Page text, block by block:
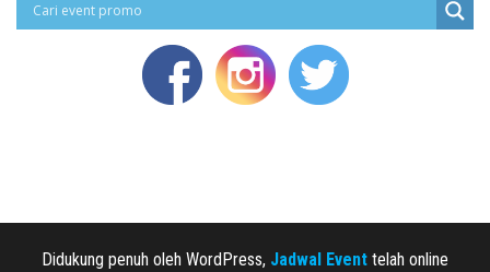
Didukung penuh oleh WordPress, Jadwal Event telah online